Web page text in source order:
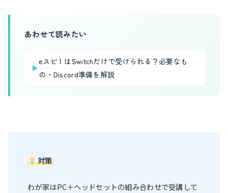
あわせて読みたい
▶
eスピ！はSwitchだけで受けられる？必要なも
の・Discord準備を解説
対策
わが家はPC＋ヘッドセットの組み合わせで受講して